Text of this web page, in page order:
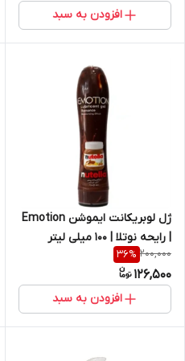
افزودن به سبد
ژل لوبریکانت ایموشن Emotion
| رایحه نوتلا | 100 میلی لیتر
200,000
36%
126,500
افزودن به سبد